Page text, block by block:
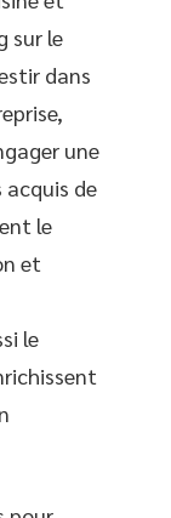
sur le
dans
une
acquis de
le
et
le